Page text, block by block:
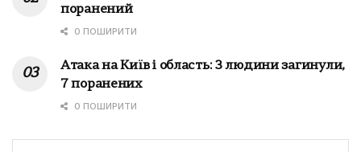
поранений
0 ПОШИРИТИ
Атака на Київ і область: 3 людини загинули,
7 поранених
0 ПОШИРИТИ